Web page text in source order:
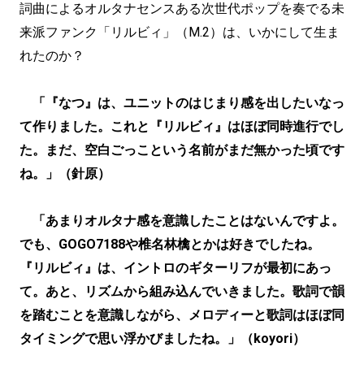
詞曲によるオルタナセンスある次世代ポップを奏でる未
来派ファンク「リルビィ」（M.2）は、いかにして生ま
れたのか？
「『なつ』は、ユニットのはじまり感を出したいなっ
て作りました。これと『リルビィ』はほぼ同時進行でし
た。まだ、空白ごっこという名前がまだ無かった頃です
ね。」（針原）
「あまりオルタナ感を意識したことはないんですよ。
でも、GOGO7188や椎名林檎とかは好きでしたね。
『リルビィ』は、イントロのギターリフが最初にあっ
て。あと、リズムから組み込んでいきました。歌詞で韻
を踏むことを意識しながら、メロディーと歌詞はほぼ同
タイミングで思い浮かびましたね。」（koyori）